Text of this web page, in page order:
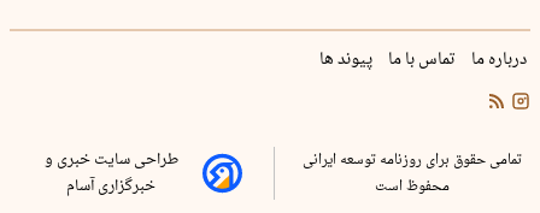
درباره ما تماس با ما پیوند ها
تمامی حقوق برای روزنامه توسعه ایرانی
محفوظ است
طراحی سایت خبری و
خبرگزاری آسام